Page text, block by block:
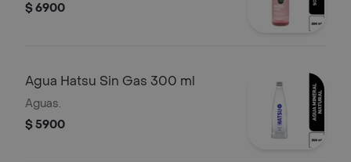
$ 6900
Agua Hatsu Sin Gas 300 ml
Aguas.
$ 5900